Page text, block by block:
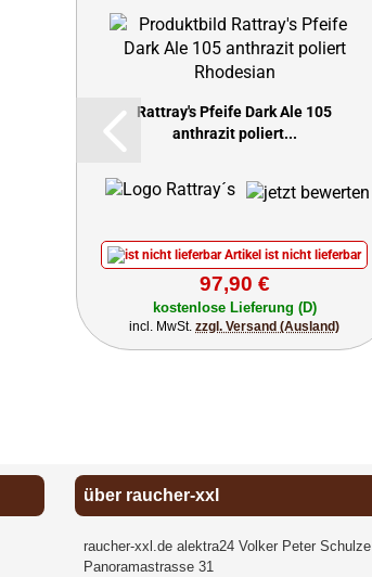
Rattray's Pfeife Dark Ale 105
anthrazit poliert...
Artikel ist nicht lieferbar
97,90 €
kostenlose Lieferung (D)
incl. MwSt.zzgl. Versand (Ausland)
über raucher-xxl
raucher-xxl.de alektra24 Volker Peter Schulze
Panoramastrasse 31